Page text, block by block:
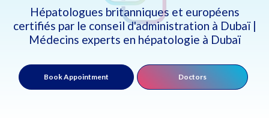
Hépatologues britanniques et européens
certifiés par le conseil d'administration à Dubaï |
Médecins experts en hépatologie à Dubaï
Book Appointment Doctors